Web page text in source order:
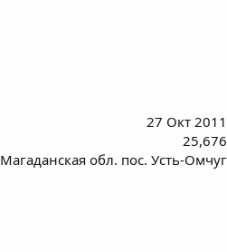
27 Окт 2011
25,676
Магаданская обл. пос. Усть-Омчуг